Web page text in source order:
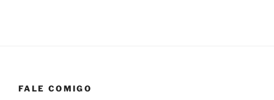
FALE COMIGO